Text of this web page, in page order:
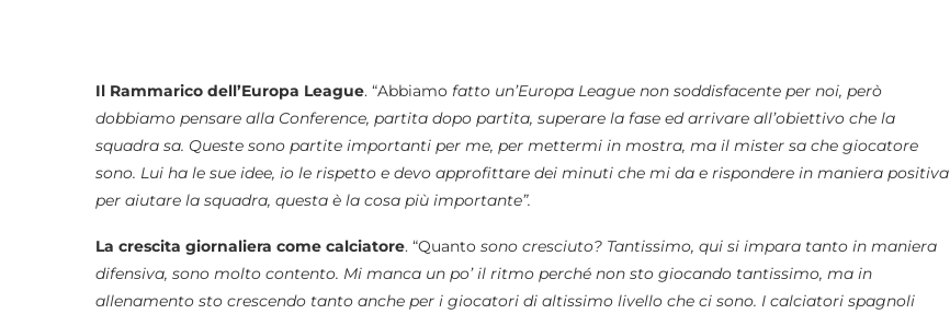
Il Rammarico dell’Europa League. “Abbiamo fatto un’Europa League non soddisfacente per noi, però
dobbiamo pensare alla Conference, partita dopo partita, superare la fase ed arrivare all’obiettivo che la
squadra sa. Queste sono partite importanti per me, per mettermi in mostra, ma il mister sa che giocatore
sono. Lui ha le sue idee, io le rispetto e devo approfittare dei minuti che mi da e rispondere in maniera positiva
per aiutare la squadra, questa è la cosa più importante”.
La crescita giornaliera come calciatore. “Quanto sono cresciuto? Tantissimo, qui si impara tanto in maniera
difensiva, sono molto contento. Mi manca un po’ il ritmo perché non sto giocando tantissimo, ma in
allenamento sto crescendo tanto anche per i giocatori di altissimo livello che ci sono. I calciatori spagnoli